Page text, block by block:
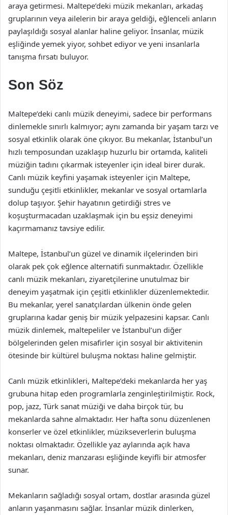
araya getirmesi. Maltepe’deki müzik mekanları, arkadaş
gruplarının veya ailelerin bir araya geldiği, eğlenceli anların
paylaşıldığı sosyal alanlar haline geliyor. İnsanlar, müzik
eşliğinde yemek yiyor, sohbet ediyor ve yeni insanlarla
tanışma fırsatı buluyor.
Son Söz
Maltepe’deki canlı müzik deneyimi, sadece bir performans
dinlemekle sınırlı kalmıyor; aynı zamanda bir yaşam tarzı ve
sosyal etkinlik olarak öne çıkıyor. Bu mekanlar, İstanbul’un
hızlı temposundan uzaklaşıp huzurlu bir ortamda, kaliteli
müziğin tadını çıkarmak isteyenler için ideal birer durak.
Canlı müzik keyfini yaşamak isteyenler için Maltepe,
sunduğu çeşitli etkinlikler, mekanlar ve sosyal ortamlarla
dolup taşıyor. Şehir hayatının getirdiği stres ve
koşuşturmacadan uzaklaşmak için bu eşsiz deneyimi
kaçırmamanız tavsiye edilir.
Maltepe, İstanbul’un güzel ve dinamik ilçelerinden biri
olarak pek çok eğlence alternatifi sunmaktadır. Özellikle
canlı müzik mekanları, ziyaretçilerine unutulmaz bir
deneyim yaşatmak için çeşitli etkinlikler düzenlemektedir.
Bu mekanlar, yerel sanatçılardan ülkenin önde gelen
gruplarına kadar geniş bir müzik yelpazesini kapsar. Canlı
müzik dinlemek, maltepeliler ve İstanbul’un diğer
bölgelerinden gelen misafirler için sosyal bir aktivitenin
ötesinde bir kültürel buluşma noktası haline gelmiştir.
Canlı müzik etkinlikleri, Maltepe’deki mekanlarda her yaş
grubuna hitap eden programlarla zenginleştirilmiştir. Rock,
pop, jazz, Türk sanat müziği ve daha birçok tür, bu
mekanlarda sahne almaktadır. Her hafta sonu düzenlenen
konserler ve özel etkinlikler, müzikseverlerin buluşma
noktası olmaktadır. Özellikle yaz aylarında açık hava
mekanları, deniz manzarası eşliğinde keyifli bir atmosfer
sunar.
Mekanların sağladığı sosyal ortam, dostlar arasında güzel
anların yaşanmasını sağlar. İnsanlar müzik dinlerken,